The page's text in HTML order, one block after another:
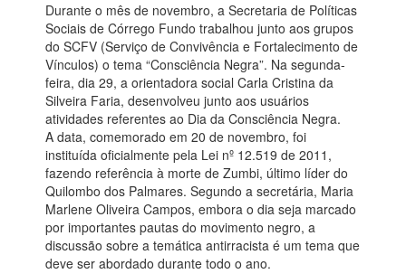
Durante o mês de novembro, a Secretaria de Políticas
Sociais de Córrego Fundo trabalhou junto aos grupos
do SCFV (Serviço de Convivência e Fortalecimento de
Vínculos) o tema “Consciência Negra”. Na segunda-
feira, dia 29, a orientadora social Carla Cristina da
Silveira Faria, desenvolveu junto aos usuários
atividades referentes ao Dia da Consciência Negra.
A data, comemorado em 20 de novembro, foi
instituída oficialmente pela Lei nº 12.519 de 2011,
fazendo referência à morte de Zumbi, último líder do
Quilombo dos Palmares. Segundo a secretária, Maria
Marlene Oliveira Campos, embora o dia seja marcado
por importantes pautas do movimento negro, a
discussão sobre a temática antirracista é um tema que
deve ser abordado durante todo o ano.